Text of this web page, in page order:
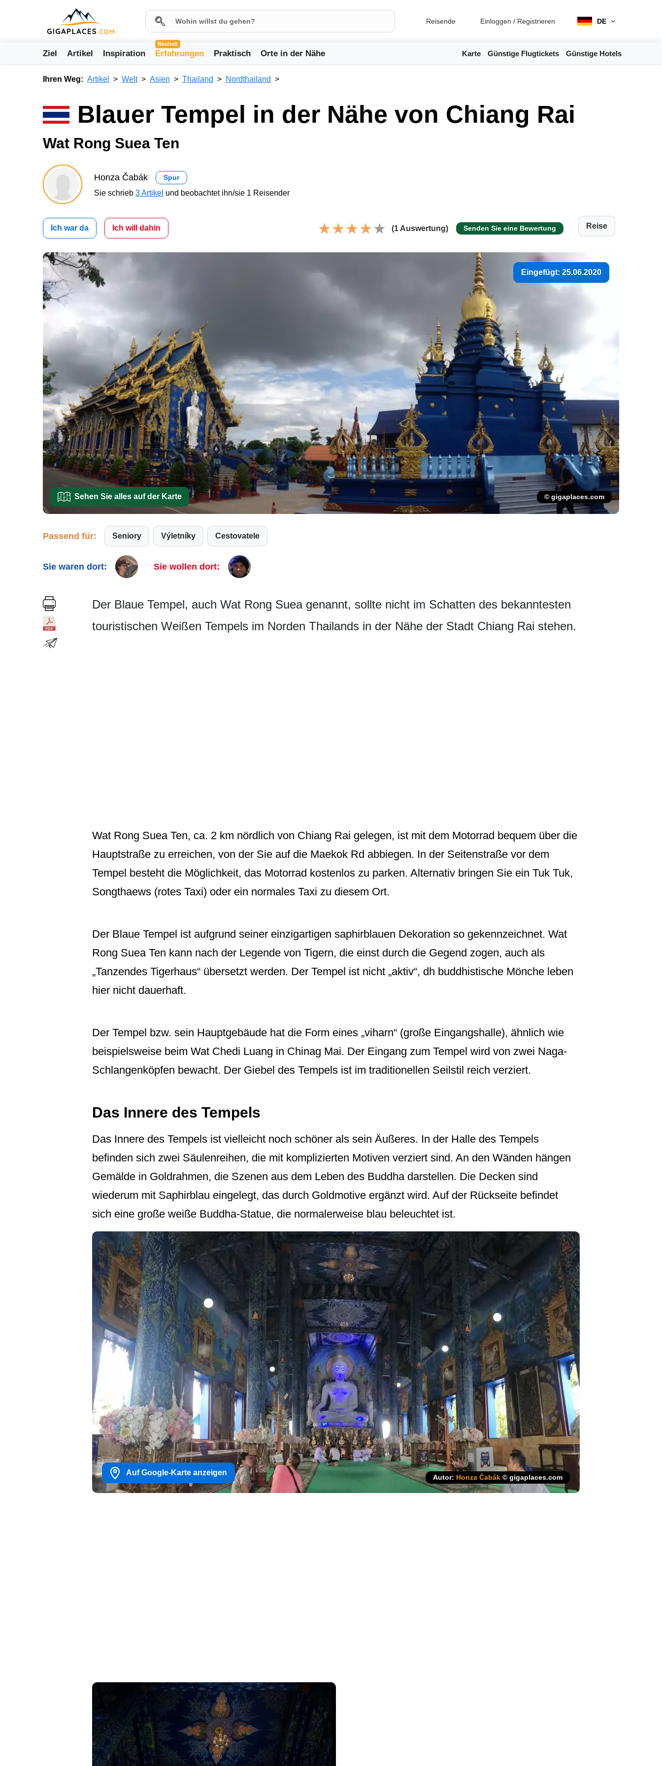
Reisende Einloggen / Registrieren DE
Ziel Artikel Inspiration
Neuheit
Erfahrungen Praktisch Orte in der Nähe Karte Günstige Flugtickets Günstige Hotels
Ihren Weg: Artikel Welt Asien Thailand Nordthailand
Blauer Tempel in der Nähe von Chiang Rai
Wat Rong Suea Ten
Honza Čabák Spur
Sie schrieb 3 Artikel und beobachtet ihn/sie 1 Reisender
Ich war da Ich will dahin (1 Auswertung) Senden Sie eine Bewertung Reise
Eingefügt: 25.06.2020
Sehen Sie alles auf der Karte © gigaplaces.com
Passend für: Seniory Výletníky Cestovatele
Sie waren dort: Sie wollen dort:
Der Blaue Tempel, auch Wat Rong Suea genannt, sollte nicht im Schatten des bekanntesten
touristischen Weißen Tempels im Norden Thailands in der Nähe der Stadt Chiang Rai stehen.
Wat Rong Suea Ten, ca. 2 km nördlich von Chiang Rai gelegen, ist mit dem Motorrad bequem über die
Hauptstraße zu erreichen, von der Sie auf die Maekok Rd abbiegen. In der Seitenstraße vor dem
Tempel besteht die Möglichkeit, das Motorrad kostenlos zu parken. Alternativ bringen Sie ein Tuk Tuk,
Songthaews (rotes Taxi) oder ein normales Taxi zu diesem Ort.
Der Blaue Tempel ist aufgrund seiner einzigartigen saphirblauen Dekoration so gekennzeichnet. Wat
Rong Suea Ten kann nach der Legende von Tigern, die einst durch die Gegend zogen, auch als
„Tanzendes Tigerhaus“ übersetzt werden. Der Tempel ist nicht „aktiv“, dh buddhistische Mönche leben
hier nicht dauerhaft.
Der Tempel bzw. sein Hauptgebäude hat die Form eines „viharn“ (große Eingangshalle), ähnlich wie
beispielsweise beim Wat Chedi Luang in Chinag Mai. Der Eingang zum Tempel wird von zwei Naga-
Schlangenköpfen bewacht. Der Giebel des Tempels ist im traditionellen Seilstil reich verziert.
Das Innere des Tempels
Das Innere des Tempels ist vielleicht noch schöner als sein Äußeres. In der Halle des Tempels
befinden sich zwei Säulenreihen, die mit komplizierten Motiven verziert sind. An den Wänden hängen
Gemälde in Goldrahmen, die Szenen aus dem Leben des Buddha darstellen. Die Decken sind
wiederum mit Saphirblau eingelegt, das durch Goldmotive ergänzt wird. Auf der Rückseite befindet
sich eine große weiße Buddha-Statue, die normalerweise blau beleuchtet ist.
Auf Google-Karte anzeigen
Autor: Honza Čabák © gigaplaces.com